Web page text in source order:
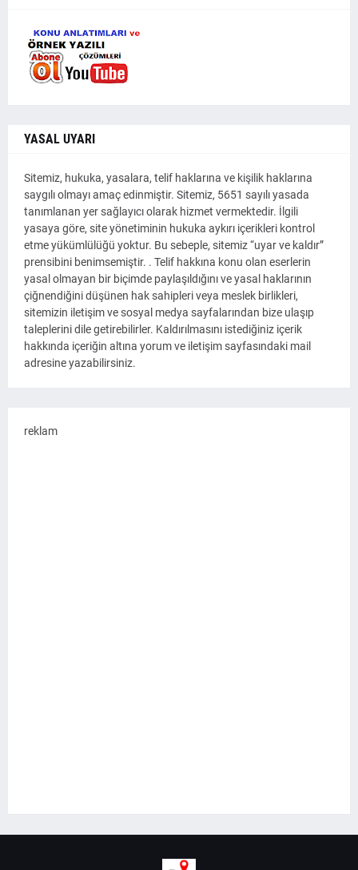
YASAL UYARI
Sitemiz, hukuka, yasalara, telif haklarına ve kişilik haklarına
saygılı olmayı amaç edinmiştir. Sitemiz, 5651 sayılı yasada
tanımlanan yer sağlayıcı olarak hizmet vermektedir. İlgili
yasaya göre, site yönetiminin hukuka aykırı içerikleri kontrol
etme yükümlülüğü yoktur. Bu sebeple, sitemiz “uyar ve kaldır”
prensibini benimsemiştir. . Telif hakkına konu olan eserlerin
yasal olmayan bir biçimde paylaşıldığını ve yasal haklarının
çiğnendiğini düşünen hak sahipleri veya meslek birlikleri,
sitemizin iletişim ve sosyal medya sayfalarından bize ulaşıp
taleplerini dile getirebilirler. Kaldırılmasını istediğiniz içerik
hakkında içeriğin altına yorum ve iletişim sayfasındaki mail
adresine yazabilirsiniz.
reklam